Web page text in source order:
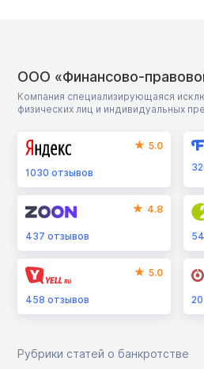
ООО «Финансово-
Компания специализирующаяся
физических лиц и индивидуальных
5.0
1030 отзывов
4.8
437 отзывов
5.0
458 отзывов
Рубрики статей о банкротстве